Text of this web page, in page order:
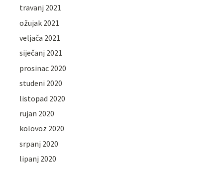
travanj 2021
ožujak 2021
veljača 2021
siječanj 2021
prosinac 2020
studeni 2020
listopad 2020
rujan 2020
kolovoz 2020
srpanj 2020
lipanj 2020